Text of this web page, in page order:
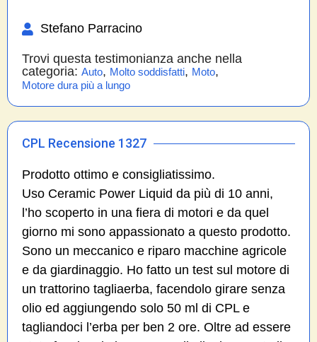
Stefano Parracino
Trovi questa testimonianza anche nella
categoria: Auto, Molto soddisfatti, Moto,
Motore dura più a lungo
CPL Recensione 1327
Prodotto ottimo e consigliatissimo.
Uso Ceramic Power Liquid da più di 10 anni,
l’ho scoperto in una fiera di motori e da quel
giorno mi sono appassionato a questo prodotto.
Sono un meccanico e riparo macchine agricole
e da giardinaggio. Ho fatto un test sul motore di
un trattorino tagliaerba, facendolo girare senza
olio ed aggiungendo solo 50 ml di CPL e
tagliandoci l’erba per ben 2 ore. Oltre ad essere